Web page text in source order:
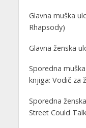
Glavna muška
Rhapsody)
Glavna ženska
Sporedna
knjiga: Vodič za
Sporedna
Street Could